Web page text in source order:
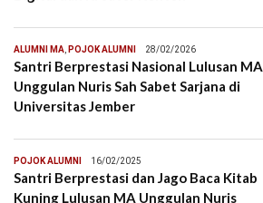
ALUMNI MA, POJOK ALUMNI 28/02/2026
Santri Berprestasi Nasional Lulusan MA
Unggulan Nuris Sah Sabet Sarjana di
Universitas Jember
POJOK ALUMNI 16/02/2025
Santri Berprestasi dan Jago Baca Kitab
Kuning Lulusan MA Unggulan Nuris